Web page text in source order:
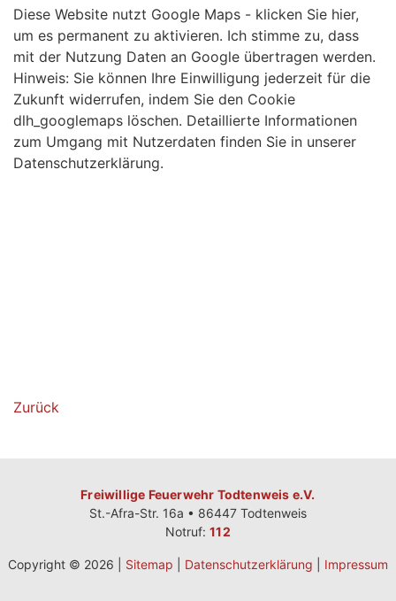
Diese Website nutzt Google Maps - klicken Sie hier,
um es permanent zu aktivieren. Ich stimme zu, dass
mit der Nutzung Daten an Google übertragen werden.
Hinweis: Sie können Ihre Einwilligung jederzeit für die
Zukunft widerrufen, indem Sie den Cookie
dlh_googlemaps löschen. Detaillierte Informationen
zum Umgang mit Nutzerdaten finden Sie in unserer
Datenschutzerklärung.
Zurück
Freiwillige Feuerwehr Todtenweis e.V.
St.-Afra-Str. 16a • 86447 Todtenweis
Notruf:112
Copyright © 2026 | Sitemap Datenschutzerklärung Impressum